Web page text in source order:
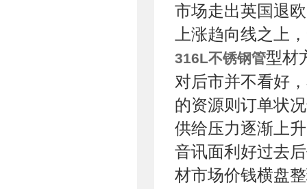
市场走出英国退
上涨趋向线之上
316L不锈钢管型材
对后市并不看好
的资源则订单状
供给压力逐渐上
音讯面利好过去
材市场价钱横盘